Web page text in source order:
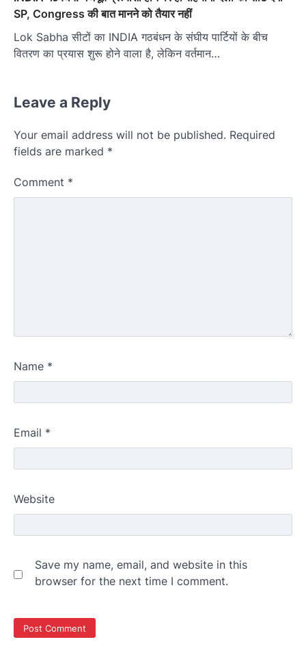
SP, Congress की बात मानने को तैयार नहीं
Lok Sabha सीटों का INDIA गठबंधन के संघीय पार्टियों के बीच
वितरण का प्रयास शुरू होने वाला है, लेकिन वर्तमान…
Leave a Reply
Your email address will not be published. Required
fields are marked *
Comment *
Name *
Email *
Website
Save my name, email, and website in this
browser for the next time I comment.